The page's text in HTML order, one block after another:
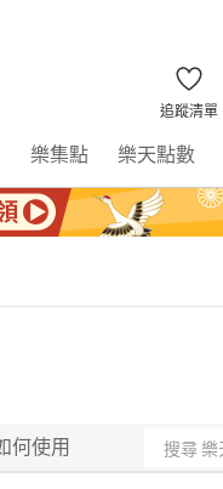
追蹤清單
樂集點 樂天點數
何使用